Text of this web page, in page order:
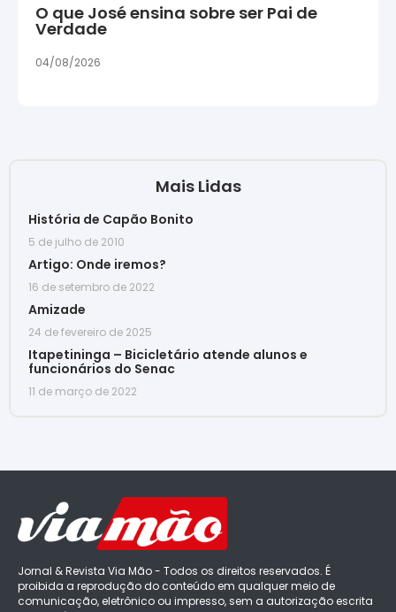
O que José ensina sobre ser Pai de
Verdade
04/08/2026
Mais Lidas
História de Capão Bonito
5 de julho de 2010
Artigo: Onde iremos?
16 de setembro de 2022
Amizade
24 de fevereiro de 2025
Itapetininga – Bicicletário atende alunos e
funcionários do Senac
11 de março de 2022
Jornal & Revista Via Mão - Todos os direitos reservados. É
proibida a reprodução do conteúdo em qualquer meio de
comunicação, eletrônico ou impresso, sem a autorização escrita